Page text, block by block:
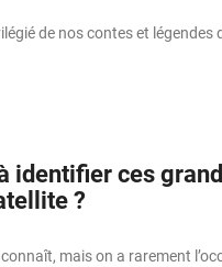
de nos contes et légendes
identifier ces
?
mais on a rarement